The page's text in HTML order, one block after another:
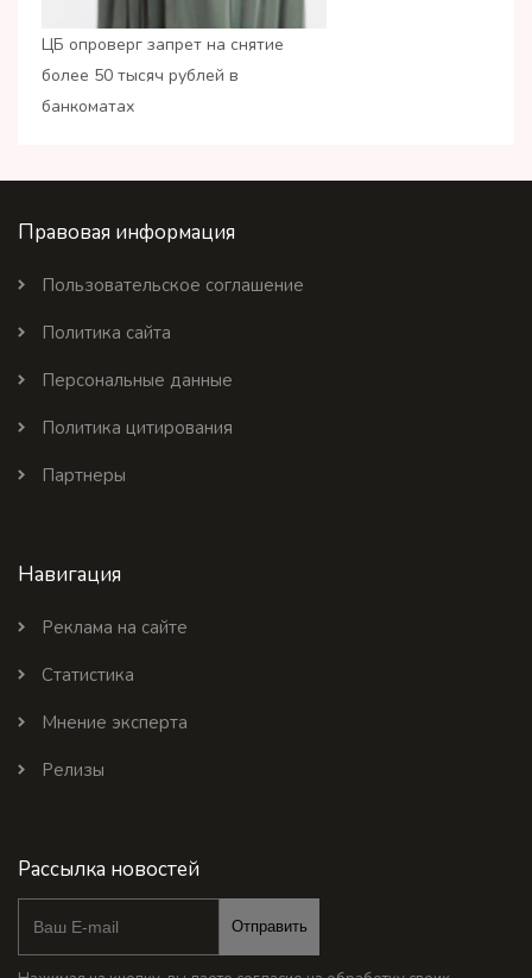
ЦБ опроверг запрет на снятие
более 50 тысяч рублей в
банкоматах
Правовая информация
Пользовательское соглашение
Политика сайта
Персональные данные
Политика цитирования
Партнеры
Навигация
Реклама на сайте
Статистика
Мнение эксперта
Релизы
Рассылка новостей
Отправить